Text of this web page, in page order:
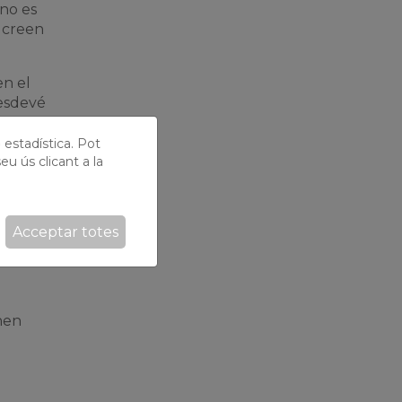
es
el
una
estadística. Pot
ús clicant a la
Acceptar totes